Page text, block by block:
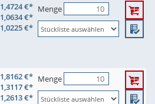
1,4724 €*
1,0634 €*
1,0225 €*
Menge
1,8162 €*
1,3117 €*
1,2613 €*
Menge